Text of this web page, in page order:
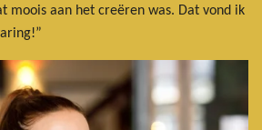
moois aan het creëren was. Dat vond ik